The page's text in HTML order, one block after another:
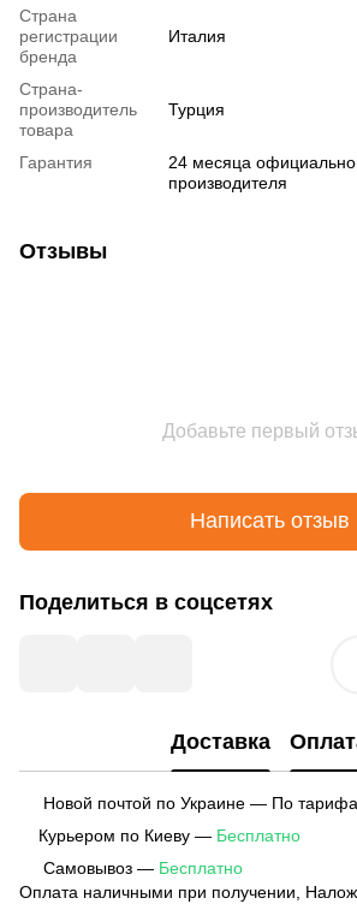
Страна
регистрации
бренда
Италия
Страна-
производитель
товара
Турция
Гарантия
24 месяца
производителя
Отзывы
Добавьте первый
Написать отзыв
Поделиться в соцсетях
Доставка
Новой почтой по Украине — По
Курьером по Киеву — Бесплатно
Самовывоз — Бесплатно
Оплата наличными при получении,